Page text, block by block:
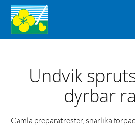
Undvik
dyrbar
Gamla preparatrester, snarlika